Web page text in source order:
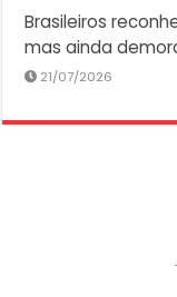
Brasileiros
mas ainda
21/07/2026